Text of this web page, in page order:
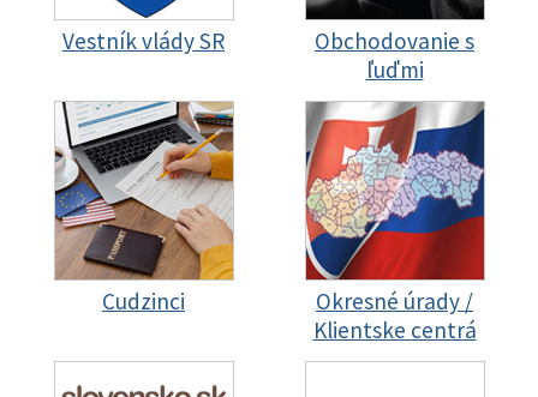
Vestník vlády SR
Obchodovanie s
ľuďmi
Cudzinci
Okresné úrady /
Klientske centrá